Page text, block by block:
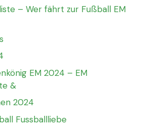
– Wer fährt zur Fußball EM
EM 2024 – EM
&
2024
Fussballliebe